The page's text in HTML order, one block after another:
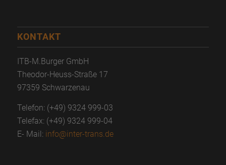
KONTAKT
ITB-M.Burger GmbH
Theodor-Heuss-Straße 17
97359 Schwarzenau
Telefon: (+49) 9324 999-03
Telefax: (+49) 9324 999-04
E- Mail: info@inter-trans.de